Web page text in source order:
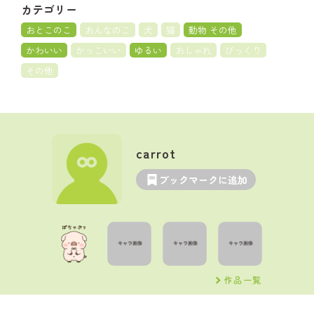
カテゴリー
おとこのこ おんなのこ 犬 猫
動物 その他
かわいい
かっこいい ゆるい おしゃれ
びっくり
その他
carrot
ブックマークに追加
作品一覧